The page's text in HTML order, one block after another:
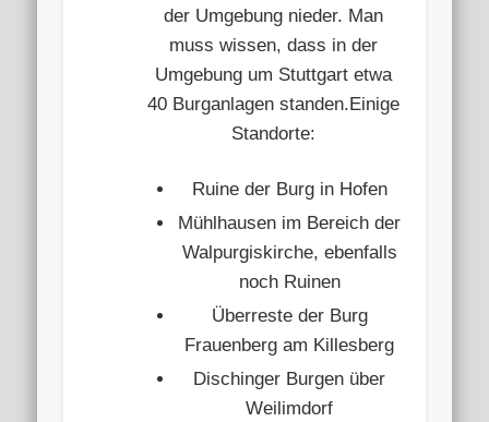
der Umgebung nieder. Man
muss wissen, dass in der
Umgebung um Stuttgart etwa
40 Burganlagen standen.Einige
Standorte:
Ruine der Burg in Hofen
Mühlhausen im Bereich der
Walpurgiskirche, ebenfalls
noch Ruinen
Überreste der Burg
Frauenberg am Killesberg
Dischinger Burgen über
Weilimdorf